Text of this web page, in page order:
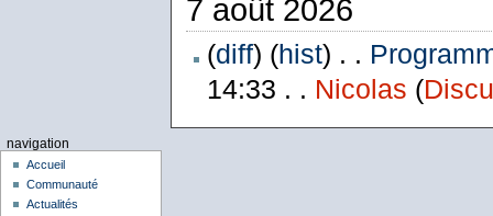
7 août 2026
(diff) (hist) . .
14:33 . . Nicolas (
navigation
Accueil
Communauté
Actualités